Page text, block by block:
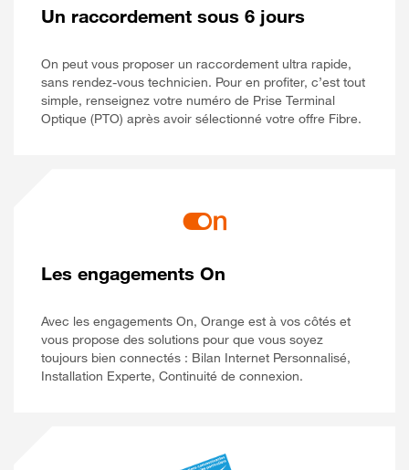
Un raccordement sous 6 jours
On peut vous proposer un raccordement ultra rapide,
sans rendez-vous technicien. Pour en profiter, c’est tout
simple, renseignez votre numéro de Prise Terminal
Optique (PTO) après avoir sélectionné votre offre Fibre.
Les engagements On
Avec les engagements On, Orange est à vos côtés et
vous propose des solutions pour que vous soyez
toujours bien connectés : Bilan Internet Personnalisé,
Installation Experte, Continuité de connexion.